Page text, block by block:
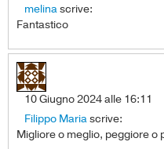
melinascrive:
Fantastico
10 Giugno 2024 alle 16:11
Filippo Mariascrive:
Migliore o meglio, peggiore o